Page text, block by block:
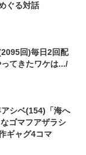
ぐる対話
回)毎日2回配
てきたワケは.../
アシベ(154)「海へ
ゴマフアザラシ
ギャグ4コマ